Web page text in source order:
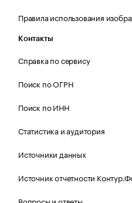
Правила использования
Контакты
Справка по сервису
Поиск по ОГРН
Поиск по ИНН
Статистика и аудитория
Источники данных
Источник отчетности